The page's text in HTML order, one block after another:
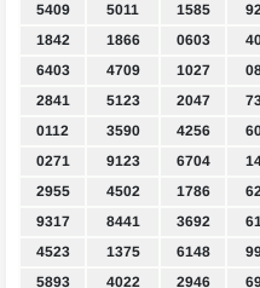
5409
5011 1585
1842
1866 0603
6403
4709 1027
2841
5123 2047
0112
3590 4256
0271
9123 6704
2955
4502 1786
9317
8441 3692
4523
1375 6148
5893
4022 2946